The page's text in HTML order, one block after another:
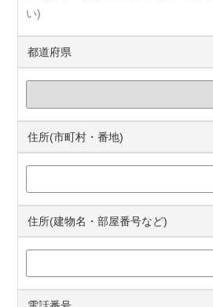
い)
都道府県
住所(市町村・番地)
住所(建物名・部屋番号など)